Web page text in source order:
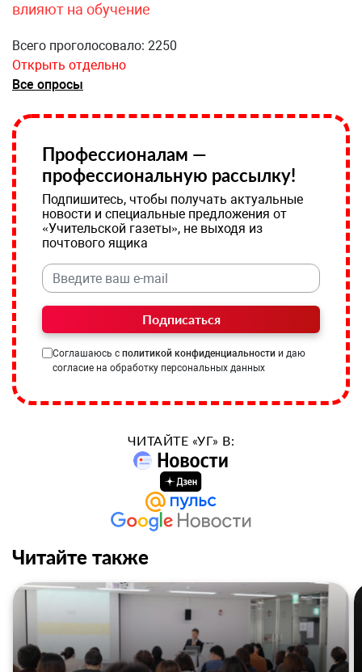
влияют на обучение
Всего проголосовало: 2250
Открыть отдельно
Все опросы
Профессионалам —
профессиональную рассылку!
Подпишитесь, чтобы получать актуальные
новости и специальные предложения от
«Учительской газеты», не выходя из
почтового ящика
Подписаться
Соглашаюсь с политикой конфиденциальности и даю
согласие на обработку персональных данных
ЧИТАЙТЕ «УГ» В:
Читайте также